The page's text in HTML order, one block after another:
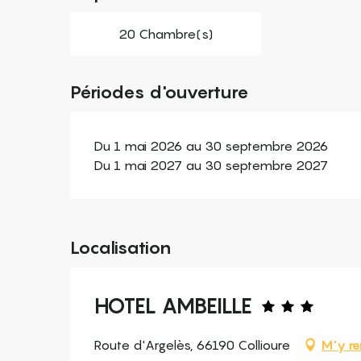
20 Chambre(s)
Périodes d'ouverture
Du 1 mai 2026 au 30 septembre 2026
Du 1 mai 2027 au 30 septembre 2027
Localisation
HOTEL AMBEILLE
Route d'Argelès, 66190 Collioure M'y